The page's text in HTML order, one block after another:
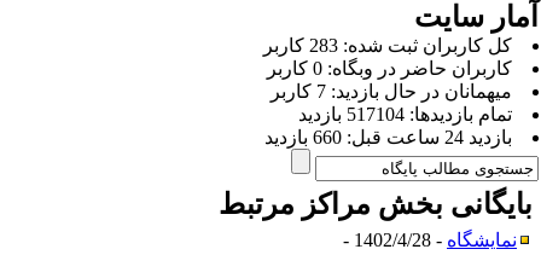
سایت
كل کاربران ثبت شده: 283 کاربر
کاربران حاضر در وبگاه: 0 کاربر
ميهمانان در حال بازديد: 7 کاربر
تمام بازديد‌ها: 517104 بازدید
بازديد 24 ساعت قبل: 660 بازدید
بخش مراکز مرتبط
نمایشگاه- 1402/4/28 -